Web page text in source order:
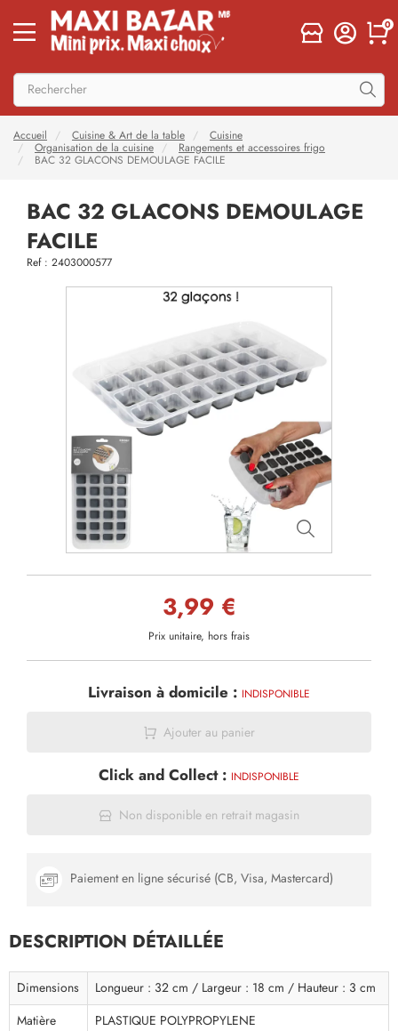
0
Accueil Cuisine & Art de la table
Cuisine
Organisation de la cuisine
Rangements et accessoires frigo
BAC 32 GLACONS DEMOULAGE FACILE
BAC 32 GLACONS DEMOULAGE
FACILE
Ref : 2403000577
3,99 €
Prix unitaire, hors frais
Livraison à domicile : INDISPONIBLE
Ajouter au panier
Click and Collect : INDISPONIBLE
Non disponible en retrait magasin
Paiement en ligne sécurisé (CB, Visa, Mastercard)
DESCRIPTION DÉTAILLÉE
Dimensions
Longueur : 32 cm / Largeur : 18 cm / Hauteur : 3 cm
Matière
PLASTIQUE POLYPROPYLENE